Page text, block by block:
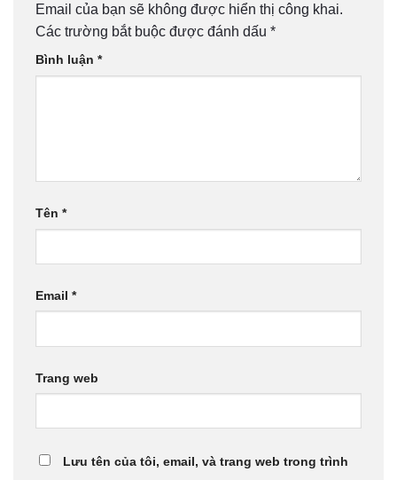
Email của bạn sẽ không được hiển thị công khai.
Các trường bắt buộc được đánh dấu *
Bình luận *
Tên *
Email *
Trang web
Lưu tên của tôi, email, và trang web trong trình